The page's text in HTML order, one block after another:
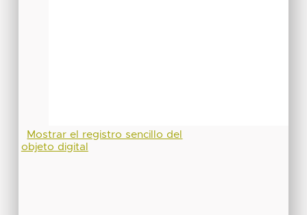
Mostrar el registro sencillo del
objeto digital